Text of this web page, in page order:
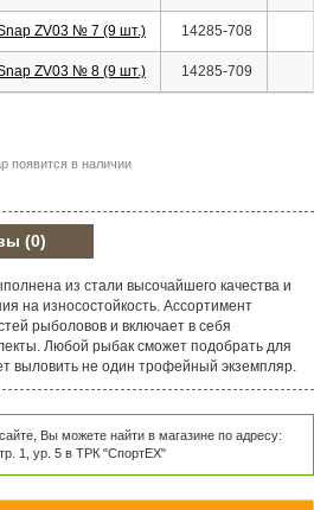
ZV03 № 7 (9 шт.) 14285-708
ZV03 № 8 (9 шт.) 14285-709
появится в наличии
(0)
из стали высочайшего качества и
на износостойкость. Ассортимент
рыболовов и включает в себя
Любой рыбак сможет подобрать для
выловить не один трофейный экземпляр.
Вы можете найти в магазине по адресу:
1, ур. 5 в ТРК "СпортЕХ"